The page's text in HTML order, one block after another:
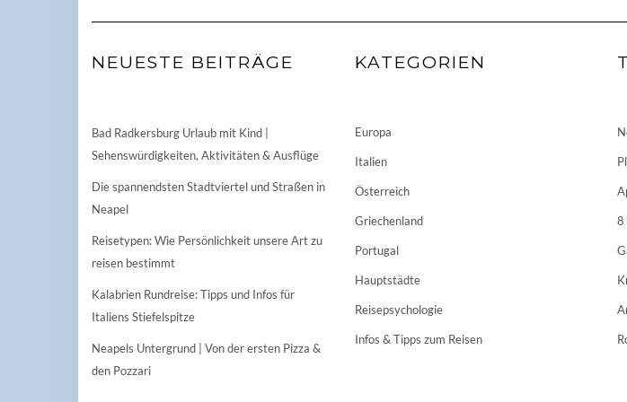
NEUESTE BEITRÄGE
Bad Radkersburg Urlaub mit Kind |
Sehenswürdigkeiten, Aktivitäten & Ausflüge
Die spannendsten Stadtviertel und Straßen in
Neapel
Reisetypen: Wie Persönlichkeit unsere Art zu
reisen bestimmt
Kalabrien Rundreise: Tipps und Infos für
Italiens Stiefelspitze
Neapels Untergrund | Von der ersten Pizza &
den Pozzari
KATEGORIEN
Europa
Italien
Österreich
Griechenland
Portugal
Hauptstädte
Reisepsychologie
Infos & Tipps zum Reisen
8